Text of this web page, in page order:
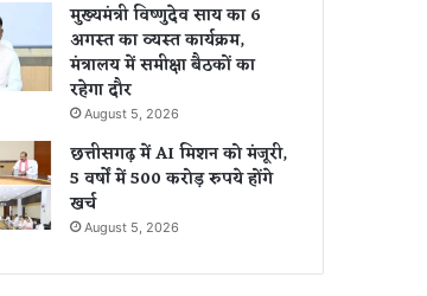
मुख्यमंत्री विष्णुदेव साय का 6
अगस्त का व्यस्त कार्यक्रम,
मंत्रालय में समीक्षा बैठकों का
रहेगा दौर
August 5, 2026
छत्तीसगढ़ में AI मिशन को मंजूरी,
5 वर्षों में 500 करोड़ रुपये होंगे
खर्च
August 5, 2026